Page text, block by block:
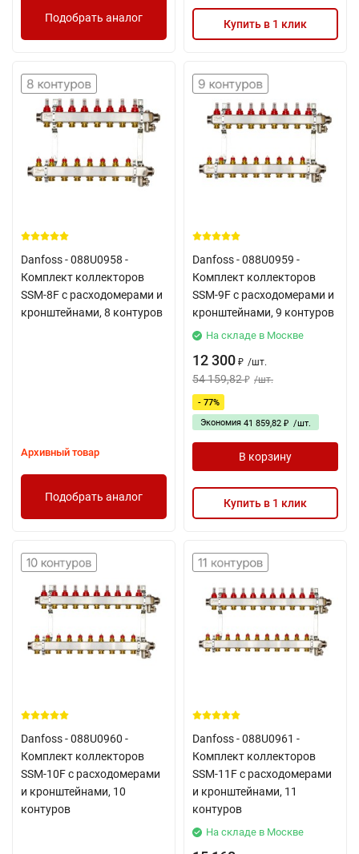
Подобрать аналог Купить в 1 клик
Danfoss - 088U0958 -
Комплект коллекторов
SSM-8F с расходомерами и
кронштейнами, 8 контуров
Архивный товар
Подобрать аналог
Danfoss - 088U0959 -
Комплект коллекторов
SSM-9F с расходомерами и
кронштейнами, 9 контуров
На складе в Москве
12 300 ₽ /шт.
54 159,82 ₽ /шт.
- 77%
Экономия 41 859,82 ₽ /шт.
В корзину
Купить в 1 клик
Danfoss - 088U0960 -
Комплект коллекторов
SSM-10F с расходомерами
и кронштейнами, 10
контуров
Danfoss - 088U0961 -
Комплект коллекторов
SSM-11F с расходомерами
и кронштейнами, 11
контуров
На складе в Москве